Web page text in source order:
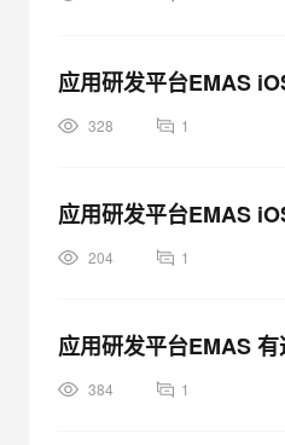
应用研发平台EMAS
328 1
应用研发平台EMAS
204 1
应用研发平台EMAS
384 1